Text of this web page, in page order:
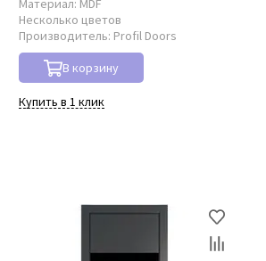
Материал: MDF
Несколько цветов
Производитель: Profil Doors
В корзину
Купить в 1 клик